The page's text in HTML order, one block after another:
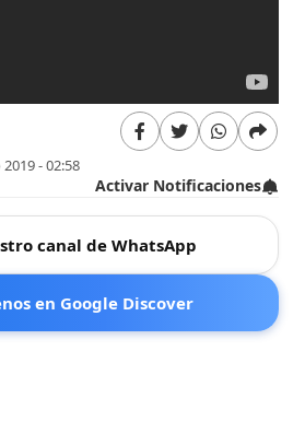
- 02:58
Activar Notificaciones
canal de WhatsApp
en Google Discover